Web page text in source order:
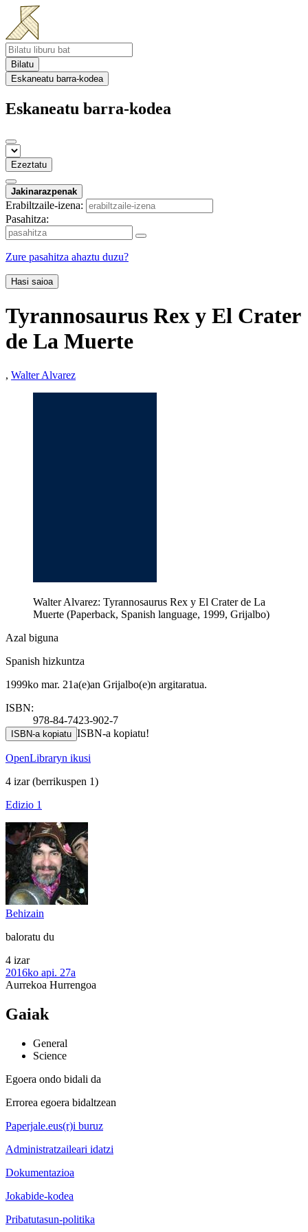
Bilatu
Eskaneatu barra-kodea
Eskaneatu barra-kodea
Ezeztatu
Jakinarazpenak
Erabiltzaile-izena:
Pasahitza:
Zure pasahitza ahaztu duzu?
Hasi saioa
Tyrannosaurus Rex y El Crater
de La Muerte
, Walter Alvarez
Walter Alvarez: Tyrannosaurus Rex y El Crater de La
Muerte (Paperback, Spanish language, 1999, Grijalbo)
Azal biguna
Spanish hizkuntza
1999ko mar. 21a(e)an Grijalbo(e)n argitaratua.
ISBN:
978-84-7423-902-7
ISBN-a kopiatu ISBN-a kopiatu!
OpenLibraryn ikusi
4 izar(berrikuspen 1)
Edizio 1
Behizain
baloratu du
4 izar
2016ko api. 27a
Aurrekoa Hurrengoa
Gaiak
General
Science
Egoera ondo bidali da
Errorea egoera bidaltzean
Paperjale.eus(r)i buruz
Administratzaileari idatzi
Dokumentazioa
Jokabide-kodea
Pribatutasun-politika